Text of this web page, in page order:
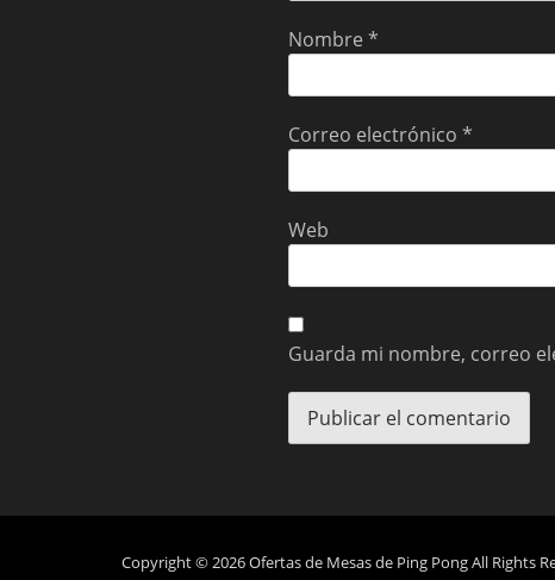
Nombre *
Correo electrónico *
Web
Guarda mi nombre, correo
Copyright © 2026Ofertas de Mesas de Ping PongAll Rights